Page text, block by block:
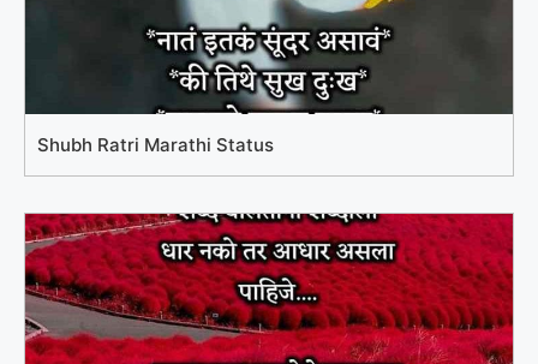
Shubh Ratri Marathi Status